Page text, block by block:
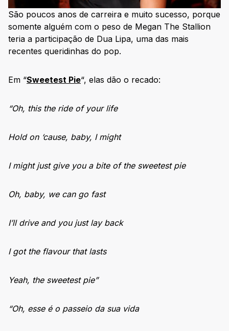
São poucos anos de carreira e muito sucesso, porque
somente alguém com o peso de Megan The Stallion
teria a participação de Dua Lipa, uma das mais
recentes queridinhas do pop.
Em “Sweetest Pie“, elas dão o recado:
“Oh, this the ride of your life
Hold on ‘cause, baby, I might
I might just give you a bite of the sweetest pie
Oh, baby, we can go fast
I’ll drive and you just lay back
I got the flavour that lasts
Yeah, the sweetest pie”
“Oh, esse é o passeio da sua vida